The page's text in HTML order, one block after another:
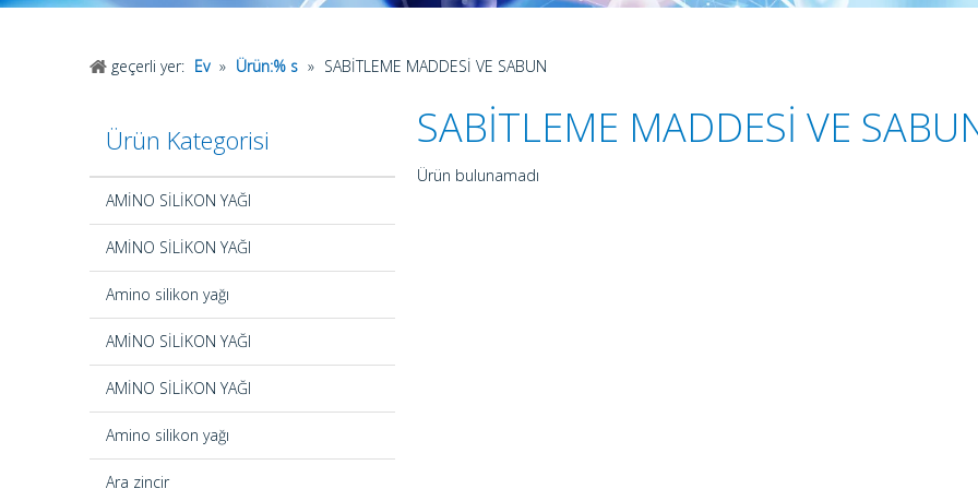
geçerli yer: Ev » Ürün:% s » SABİTLEME MADDESİ VE SABUN
Ürün Kategorisi
AMİNO SİLİKON YAĞI
AMİNO SİLİKON YAĞI
Amino silikon yağı
AMİNO SİLİKON YAĞI
AMİNO SİLİKON YAĞI
Amino silikon yağı
Ara zincir
SABİTLEME MADDESİ VE
Ürün bulunamadı